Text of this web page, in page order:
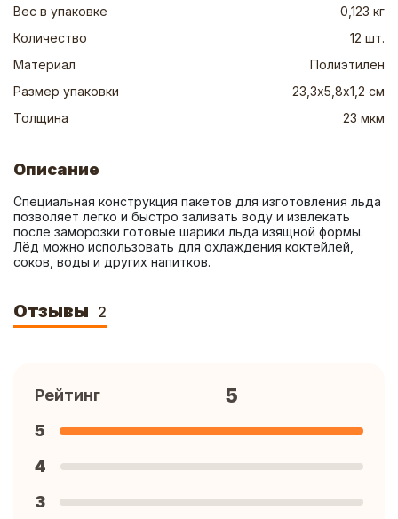
Вес в упаковке
0,123 кг
Количество
12 шт.
Материал
Полиэтилен
Размер упаковки
23,3х5,8х1,2 см
Толщина
23 мкм
Описание
Специальная конструкция пакетов для изготовления льда
позволяет легко и быстро заливать воду и извлекать
после заморозки готовые шарики льда изящной формы.
Лёд можно использовать для охлаждения коктейлей,
соков, воды и других напитков.
Отзывы 2
Рейтинг 5
5
4
3